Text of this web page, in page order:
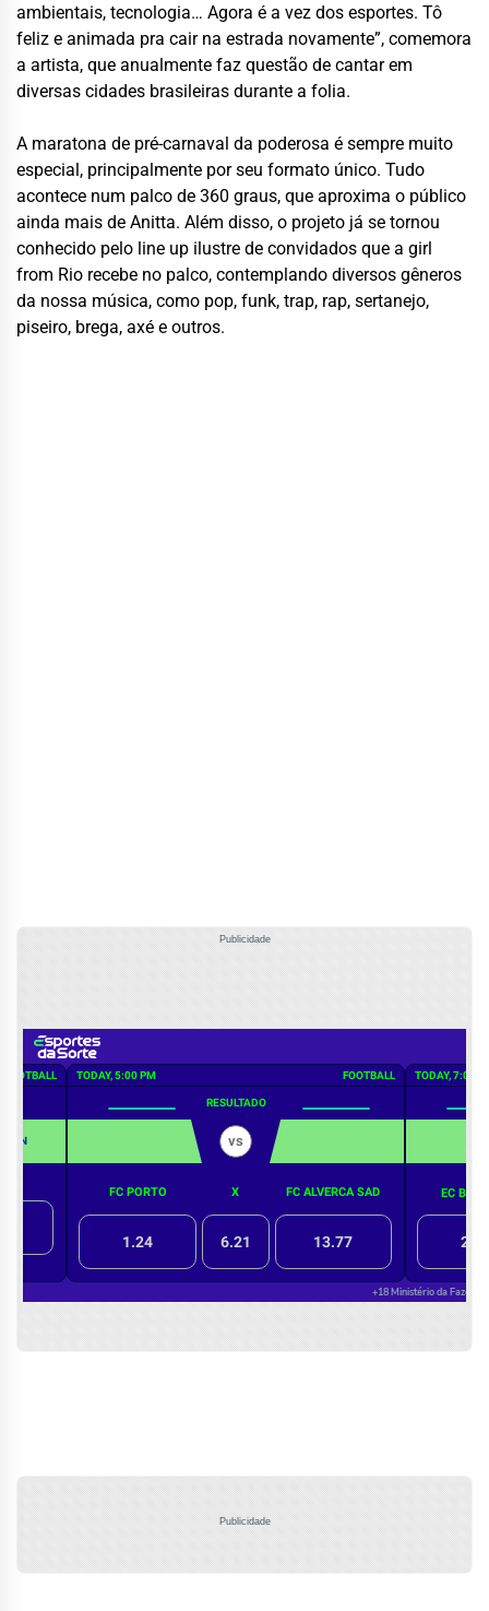
ambientais, tecnologia… Agora é a vez dos esportes. Tô
feliz e animada pra cair na estrada novamente”, comemora
a artista, que anualmente faz questão de cantar em
diversas cidades brasileiras durante a folia.
A maratona de pré-carnaval da poderosa é sempre muito
especial, principalmente por seu formato único. Tudo
acontece num palco de 360 graus, que aproxima o público
ainda mais de Anitta. Além disso, o projeto já se tornou
conhecido pelo line up ilustre de convidados que a girl
from Rio recebe no palco, contemplando diversos gêneros
da nossa música, como pop, funk, trap, rap, sertanejo,
piseiro, brega, axé e outros.
Publicidade
Publicidade